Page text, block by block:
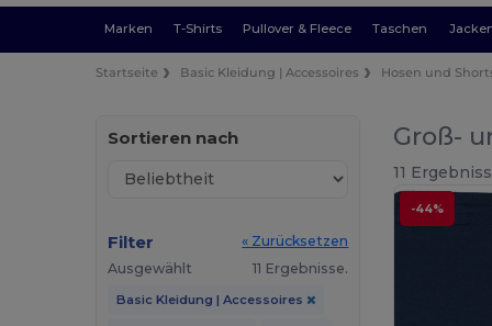
Marken T-Shirts Pullover & Fleece Taschen
Startseite Basic Kleidung | Accessoires Hosen und
Sortieren nach
Filter
« Zurücksetzen
Ausgewählt
11 Ergebnisse.
Basic Kleidung | Accessoires
Groß-
11
-44%